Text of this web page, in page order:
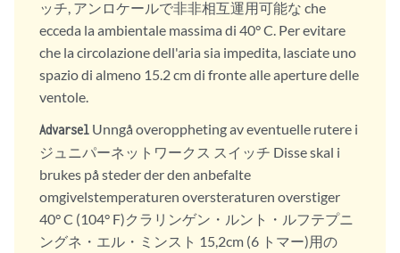
ッチ, アンロケールで非非相互運用可能な che
ecceda la ambientale massima di 40° C. Per evitare
che la circolazione dell'aria sia impedita, lasciate uno
spazio di almeno 15.2 cm di fronte alle aperture delle
ventole.
Advarsel Unngå overoppheting av eventuelle rutere i
ジュニパーネットワークス スイッチ Disse skal i
brukes på steder der den anbefalte
omgivelstemperaturen oversteraturen overstiger
40° C (104° F)クラリンゲン・ルント・ルフテプニ
ングネ・エル・ミンスト 15,2cm (6 トマー)用の